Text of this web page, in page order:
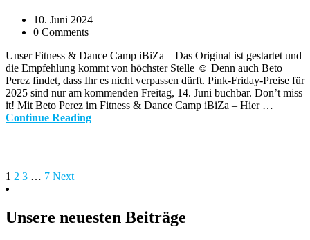
10. Juni 2024
0 Comments
Unser Fitness & Dance Camp iBiZa – Das Original ist gestartet und
die Empfehlung kommt von höchster Stelle ☺️ Denn auch Beto
Perez findet, dass Ihr es nicht verpassen dürft. Pink-Friday-Preise für
2025 sind nur am kommenden Freitag, 14. Juni buchbar. Don’t miss
it! Mit Beto Perez im Fitness & Dance Camp iBiZa – Hier …
Continue Reading
1 2 3 … 7 Next
Unsere neuesten Beiträge